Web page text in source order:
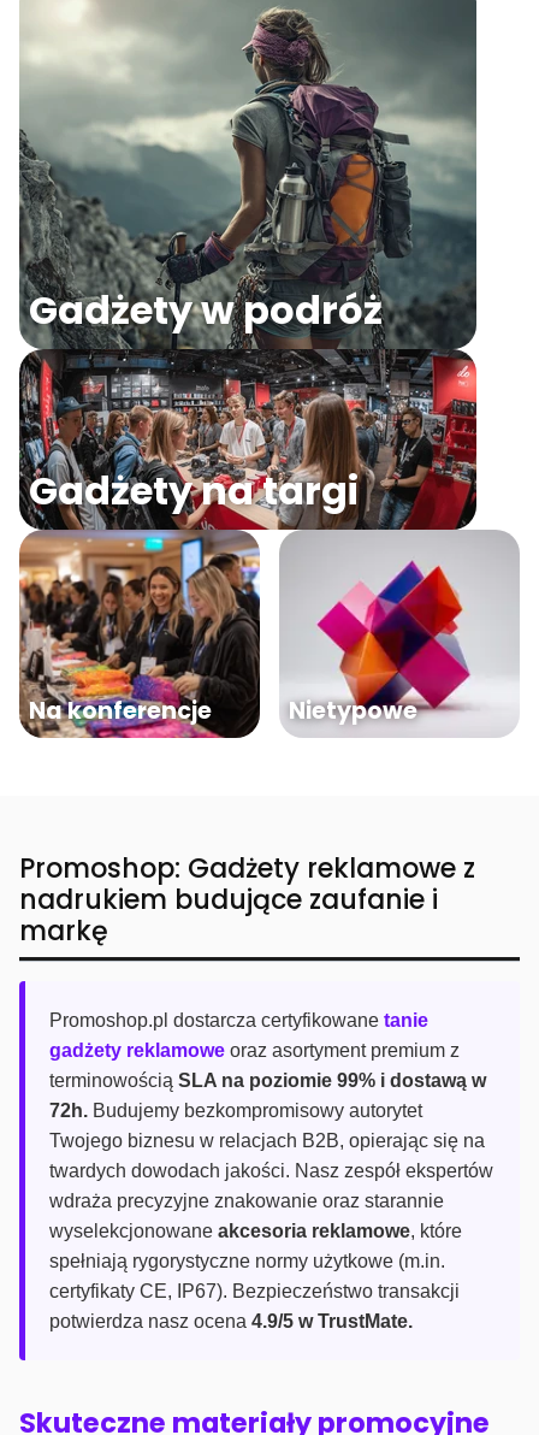
Gadżety w podróż
Gadżety na targi
Na konferencje Nietypowe
Promoshop: Gadżety reklamowe z
nadrukiem budujące zaufanie i
markę
Promoshop.pl dostarcza certyfikowane tanie
gadżety reklamowe oraz asortyment premium z
terminowością SLA na poziomie 99% i dostawą w
72h. Budujemy bezkompromisowy autorytet
Twojego biznesu w relacjach B2B, opierając się na
twardych dowodach jakości. Nasz zespół ekspertów
wdraża precyzyjne znakowanie oraz starannie
wyselekcjonowane akcesoria reklamowe, które
spełniają rygorystyczne normy użytkowe (m.in.
certyfikaty CE, IP67). Bezpieczeństwo transakcji
potwierdza nasz ocena 4.9/5 w TrustMate.
Skuteczne materiały promocyjne